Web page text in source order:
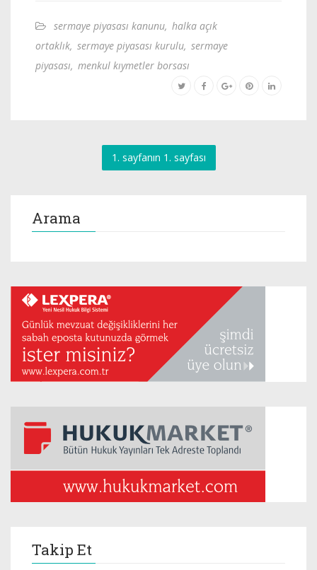
sermaye piyasası kanunu, halka açık
ortaklık, sermaye piyasası kurulu, sermaye
piyasası, menkul kıymetler borsası
1. sayfanın 1. sayfası
Arama
Takip Et